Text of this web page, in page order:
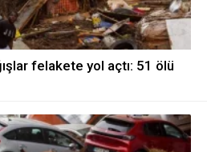
felakete yol açtı: 51 ölü